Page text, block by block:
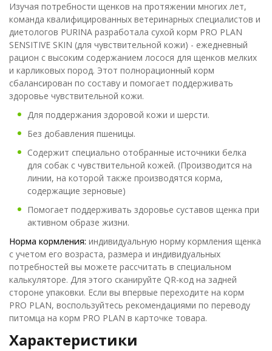
Изучая потребности щенков на протяжении многих лет,
команда квалифицированных ветеринарных специалистов и
диетологов PURINA разработала сухой корм PRO PLAN
SENSITIVE SKIN (для чувствительной кожи) - ежедневный
рацион с высоким содержанием лосося для щенков мелких
и карликовых пород. Этот полнорационный корм
сбалансирован по составу и помогает поддерживать
здоровье чувствительной кожи.
Для поддержания здоровой кожи и шерсти.
Без добавления пшеницы.
Cодержит специально отобранные источники белка
для собак с чувствительной кожей. (Производится на
линии, на которой также производятся корма,
содержащие зерновые)
Помогает поддерживать здоровье суставов щенка при
активном образе жизни.
Норма кормления: индивидуальную норму кормления щенка
с учетом его возраста, размера и индивидуальных
потребностей вы можете рассчитать в специальном
калькуляторе. Для этого сканируйте QR-код на задней
стороне упаковки. Если вы впервые переходите на корм
PRO PLAN, воспользуйтесь рекомендациями по переводу
питомца на корм PRO PLAN в карточке товара.
Характеристики